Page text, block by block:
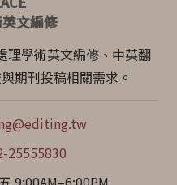
文編修
理學術英文編修、中英翻
期刊投稿相關需求。
25555830